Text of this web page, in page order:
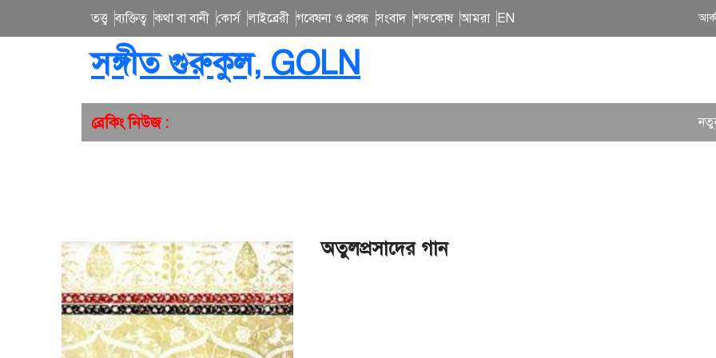
তত্ত্ব ব্যক্তিত্ব কথা বা বানী কোর্স লাইব্রেরী গবেষনা ও প্রবন্ধ সংবাদ শব্দকোষ আমরা EN
সঙ্গীত গুরুকুল, GOLN
ব্রেকিং নিউজ :
নতুন
অতুলপ্রসাদের গান